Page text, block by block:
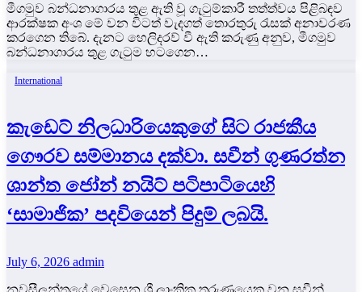
මීගමුව බන්ධනාගාරය තුළ ඇති වූ ගැටුම්කාරී තත්ත්වය පිළිබඳව
ආරක්ෂක අංශ මේ වන විටත් වැදගත් තොරතුරු රැසක් අනාවරණ
කරගෙන තිබේ. දැනට හෙලිදරව් වී ඇති කරුණු අනුව, මීගමුව
බන්ධනාගාරය තුළ ගැටුම හටගෙන…
International
කැඩෙට් නිලධාරියෙකුගේ සිට රාජකීය
ගෞරව සම්මානය දක්වා. සවීන් ගුණරත්න
ශාන්ත ජෝන් නයිට් පටිපාටියෙහි
‘සාමාජික’ පදවියෙන් පිදුම් ලබයි.
July 6, 2026 admin
නවසීලන්තයේ වෙසෙන ශ්‍රී ලාංකික තරුණයෙකු වන සවීන්